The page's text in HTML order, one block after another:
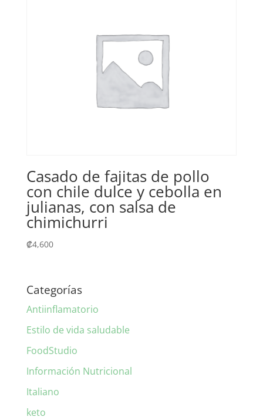
Casado de fajitas de pollo
con chile dulce y cebolla en
julianas, con salsa de
chimichurri
₡4,600
Categorías
Antiinflamatorio
Estilo de vida saludable
FoodStudio
Información Nutricional
Italiano
keto